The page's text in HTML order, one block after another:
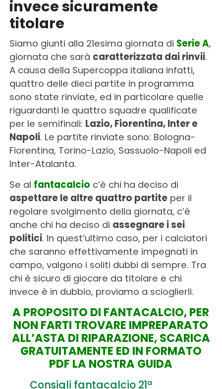
invece sicuramente
titolare
Siamo giunti alla 21esima giornata di Serie A,
giornata che sarà caratterizzata dai rinvii.
A causa della Supercoppa italiana infatti,
quattro delle dieci partite in programma
sono state rinviate, ed in particolare quelle
riguardanti le quattro squadre qualificate
per le semifinali: Lazio, Fiorentina, Inter e
Napoli. Le partite rinviate sono: Bologna-
Fiorentina, Torino-Lazio, Sassuolo-Napoli ed
Inter-Atalanta.
Se al fantacalcio c’è chi ha deciso di
aspettare le altre quattro partiteper il
regolare svolgimento della giornata, c’è
anche chi ha deciso di assegnare i sei
politici. In quest’ultimo caso, per i calciatori
che saranno effettivamente impegnati in
campo, valgono i soliti dubbi di sempre. Tra
chi è sicuro di giocare da titolare e chi
invece è in dubbio, proviamo a scioglierli.
A PROPOSITO DI FANTACALCIO, PER
NON FARTI TROVARE IMPREPARATO
ALL’ASTA DI RIPARAZIONE, SCARICA
GRATUITAMENTE ED IN FORMATO
PDF LA NOSTRA GUIDA
Consigli fantacalcio 21ª